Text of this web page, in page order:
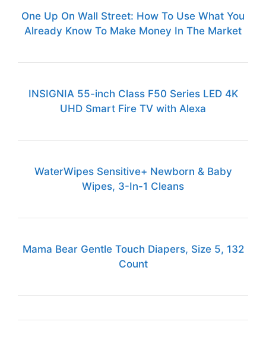
One Up On Wall Street: How To Use What You
Already Know To Make Money In The Market
INSIGNIA 55-inch Class F50 Series LED 4K
UHD Smart Fire TV with Alexa
WaterWipes Sensitive+ Newborn & Baby
Wipes, 3-In-1 Cleans
Mama Bear Gentle Touch Diapers, Size 5, 132
Count